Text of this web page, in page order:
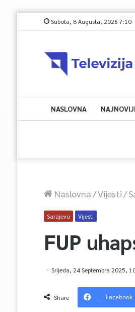
Subota, 8 Augusta, 2026 7:10
NASLOVNA
Naslovna/Vijesti/
Sarajevo Vijesti
FUP
Srijeda, 24 Septembra 2025,
Share Facebook